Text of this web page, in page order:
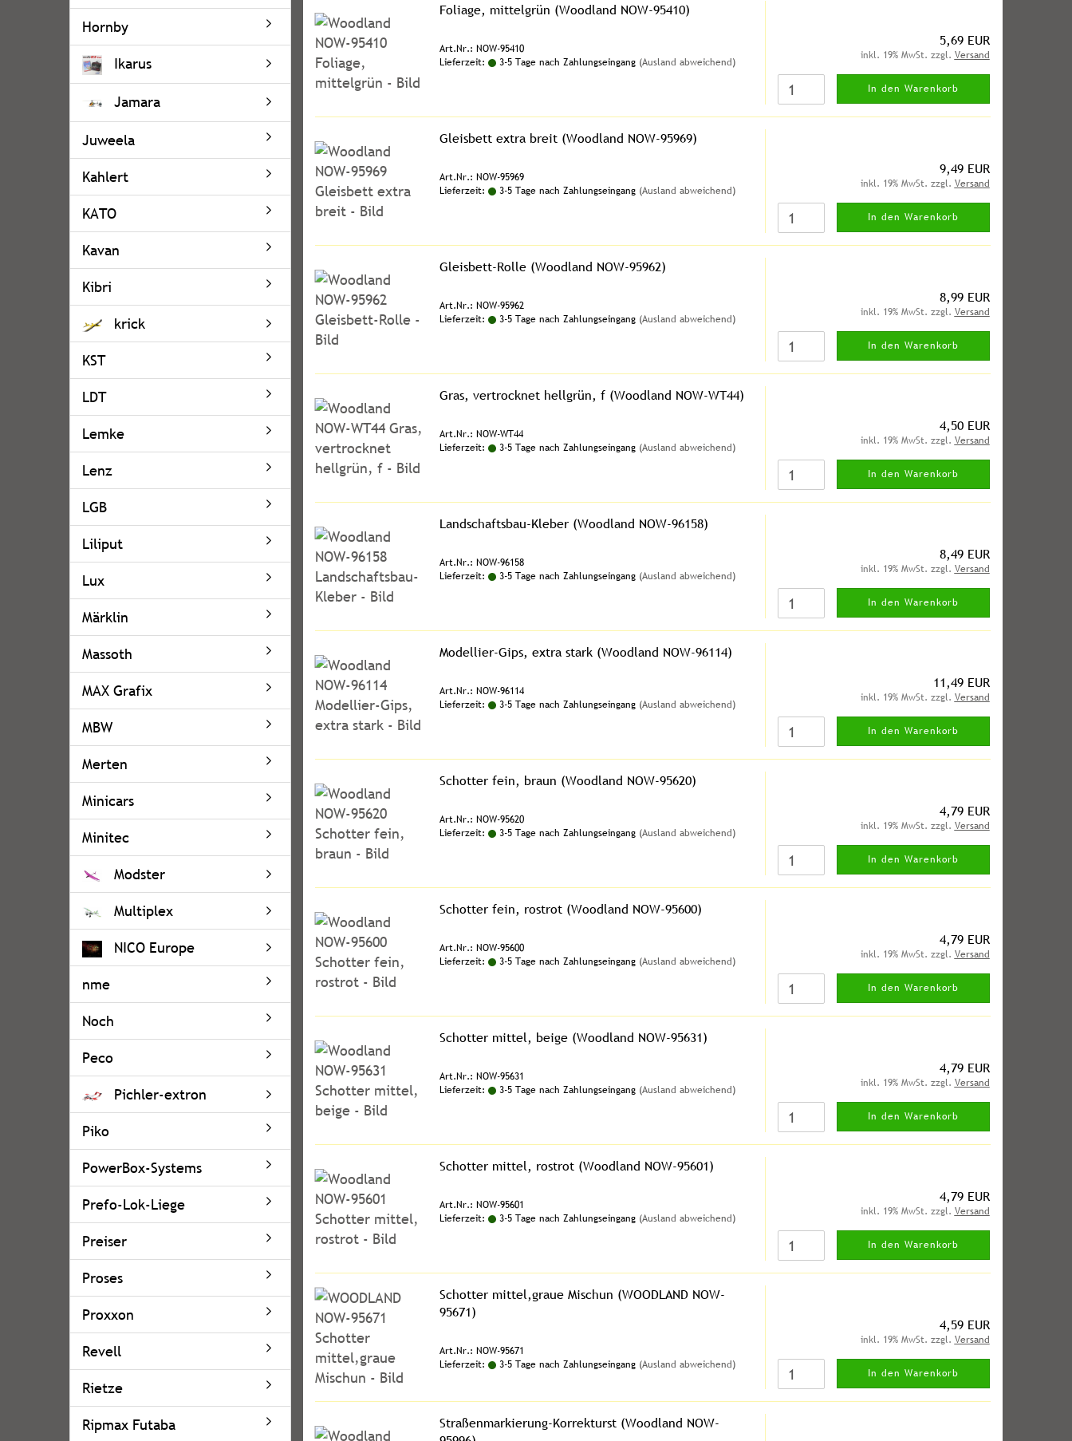
Foliage, mittelgrün (Woodland NOW-95410)
Art.Nr.: NOW-95410
Lieferzeit:
3-5 Tage nach Zahlungseingang (Ausland abweichend)
5,69 EUR
inkl. 19% MwSt. zzgl. Versand
In den Warenkorb
Gleisbett extra breit (Woodland NOW-95969)
Art.Nr.: NOW-95969
Lieferzeit:
3-5 Tage nach Zahlungseingang (Ausland abweichend)
9,49 EUR
inkl. 19% MwSt. zzgl. Versand
In den Warenkorb
Gleisbett-Rolle (Woodland NOW-95962)
Art.Nr.: NOW-95962
Lieferzeit:
3-5 Tage nach Zahlungseingang (Ausland abweichend)
8,99 EUR
inkl. 19% MwSt. zzgl. Versand
In den Warenkorb
Gras, vertrocknet hellgrün, f (Woodland NOW-WT44)
Art.Nr.: NOW-WT44
Lieferzeit:
3-5 Tage nach Zahlungseingang (Ausland abweichend)
4,50 EUR
inkl. 19% MwSt. zzgl. Versand
In den Warenkorb
Landschaftsbau-Kleber (Woodland NOW-96158)
Art.Nr.: NOW-96158
Lieferzeit:
3-5 Tage nach Zahlungseingang (Ausland abweichend)
8,49 EUR
inkl. 19% MwSt. zzgl. Versand
In den Warenkorb
Modellier-Gips, extra stark (Woodland NOW-96114)
Art.Nr.: NOW-96114
Lieferzeit:
3-5 Tage nach Zahlungseingang (Ausland abweichend)
11,49 EUR
inkl. 19% MwSt. zzgl. Versand
In den Warenkorb
Schotter fein, braun (Woodland NOW-95620)
Art.Nr.: NOW-95620
Lieferzeit:
3-5 Tage nach Zahlungseingang (Ausland abweichend)
4,79 EUR
inkl. 19% MwSt. zzgl. Versand
In den Warenkorb
Schotter fein, rostrot (Woodland NOW-95600)
Art.Nr.: NOW-95600
Lieferzeit:
3-5 Tage nach Zahlungseingang (Ausland abweichend)
4,79 EUR
inkl. 19% MwSt. zzgl. Versand
In den Warenkorb
Schotter mittel, beige (Woodland NOW-95631)
Art.Nr.: NOW-95631
Lieferzeit:
3-5 Tage nach Zahlungseingang (Ausland abweichend)
4,79 EUR
inkl. 19% MwSt. zzgl. Versand
In den Warenkorb
Schotter mittel, rostrot (Woodland NOW-95601)
Art.Nr.: NOW-95601
Lieferzeit:
3-5 Tage nach Zahlungseingang (Ausland abweichend)
4,79 EUR
inkl. 19% MwSt. zzgl. Versand
In den Warenkorb
Schotter mittel,graue Mischun (WOODLAND NOW-
95671)
Art.Nr.: NOW-95671
Lieferzeit:
3-5 Tage nach Zahlungseingang (Ausland abweichend)
4,59 EUR
inkl. 19% MwSt. zzgl. Versand
In den Warenkorb
Straßenmarkierung-Korrekturst (Woodland NOW-
Hornby
Ikarus
Jamara
Juweela
Kahlert
KATO
Kavan
Kibri
krick
KST
LDT
Lemke
Lenz
LGB
Liliput
Lux
Märklin
Massoth
MAX Grafix
MBW
Merten
Minicars
Minitec
Modster
Multiplex
NICO Europe
nme
Noch
Peco
Pichler-extron
Piko
PowerBox-Systems
Prefo-Lok-Liege
Preiser
Proses
Proxxon
Revell
Rietze
Ripmax Futaba